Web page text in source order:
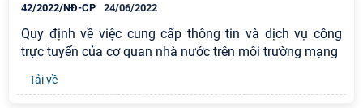
42/2022/NĐ-CP 24/06/2022
Quy định về việc cung cấp thông tin và dịch vụ công
trực tuyến của cơ quan nhà nước trên môi trường mạng
Tải về